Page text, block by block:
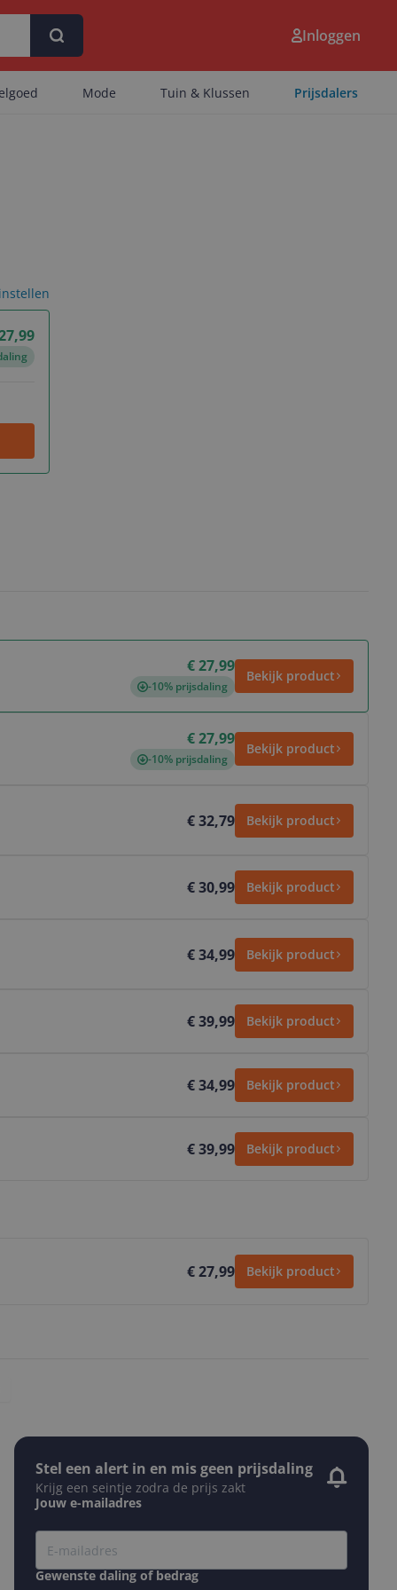
Inloggen
Mode Tuin & Klussen Prijsdalers
€ 27,99
-10% prijsdaling
Bekijk product
€ 27,99
-10% prijsdaling
Bekijk product
€ 32,79 Bekijk product
€ 30,99 Bekijk product
€ 34,99 Bekijk product
€ 39,99 Bekijk product
€ 34,99 Bekijk product
€ 39,99 Bekijk product
€ 27,99 Bekijk product
Stel een alert in en mis geen prijsdaling
Krijg een seintje zodra de prijs zakt
Jouw e-mailadres
Gewenste daling of bedrag